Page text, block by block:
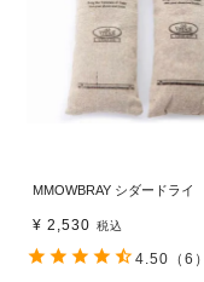
MMOWBRAY シダードライ
¥ 2,530 税込
4.50 （6）